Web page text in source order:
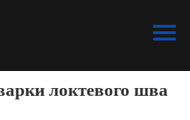
локтевого шва